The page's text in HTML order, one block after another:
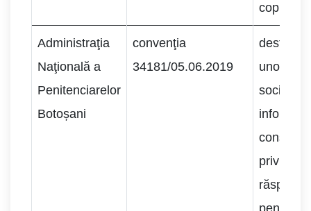
copiilor/
Administraţia
Naţională a
Penitenciarelor
Botoșani
convenţia
34181/05.06.2019
unor
privind
penală